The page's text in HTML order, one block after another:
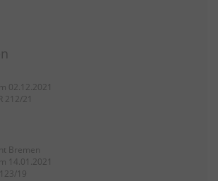
02.12.2021
212/21
Bremen
14.01.2021
19